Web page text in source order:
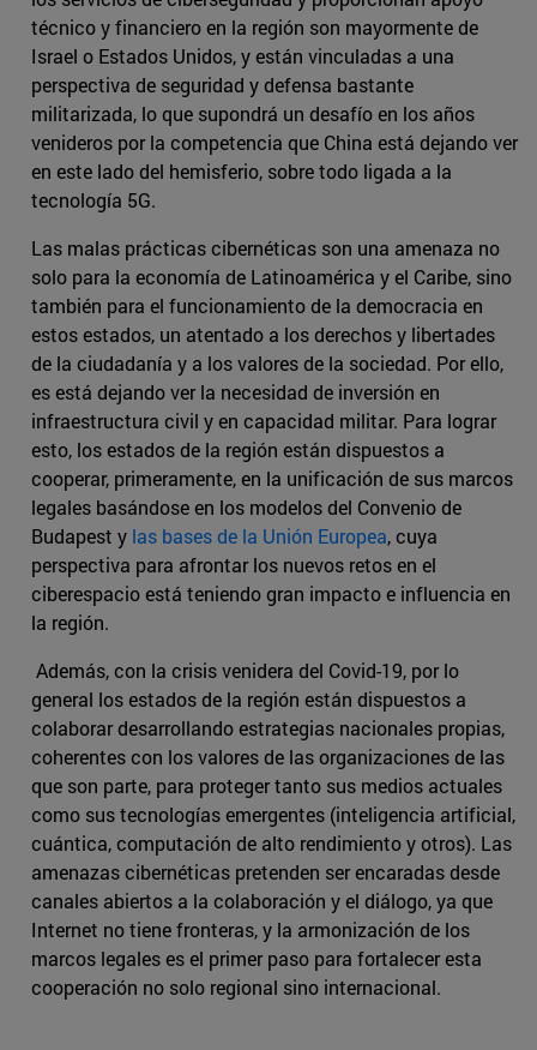
técnico y financiero en la región son mayormente de
Israel o Estados Unidos, y están vinculadas a una
perspectiva de seguridad y defensa bastante
militarizada, lo que supondrá un desafío en los años
venideros por la competencia que China está dejando ver
en este lado del hemisferio, sobre todo ligada a la
tecnología 5G.
Las malas prácticas cibernéticas son una amenaza no
solo para la economía de Latinoamérica y el Caribe, sino
también para el funcionamiento de la democracia en
estos estados, un atentado a los derechos y libertades
de la ciudadanía y a los valores de la sociedad. Por ello,
es está dejando ver la necesidad de inversión en
infraestructura civil y en capacidad militar. Para lograr
esto, los estados de la región están dispuestos a
cooperar, primeramente, en la unificación de sus marcos
legales basándose en los modelos del Convenio de
Budapest y las bases de la Unión Europea, cuya
perspectiva para afrontar los nuevos retos en el
ciberespacio está teniendo gran impacto e influencia en
la región.
Además, con la crisis venidera del Covid-19, por lo
general los estados de la región están dispuestos a
colaborar desarrollando estrategias nacionales propias,
coherentes con los valores de las organizaciones de las
que son parte, para proteger tanto sus medios actuales
como sus tecnologías emergentes (inteligencia artificial,
cuántica, computación de alto rendimiento y otros). Las
amenazas cibernéticas pretenden ser encaradas desde
canales abiertos a la colaboración y el diálogo, ya que
Internet no tiene fronteras, y la armonización de los
marcos legales es el primer paso para fortalecer esta
cooperación no solo regional sino internacional.